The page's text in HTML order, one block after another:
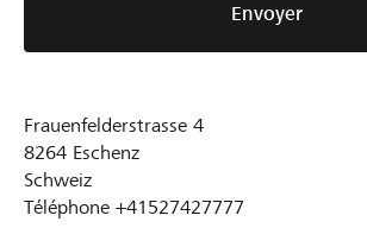
Envoyer
Frauenfelderstrasse 4
8264 Eschenz
Schweiz
Téléphone +41527427777